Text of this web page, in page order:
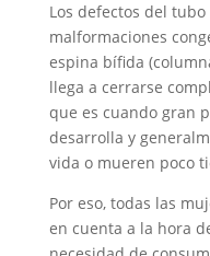
Los defectos del
malformaciones
espina bífida
llega a cerrarse
que es cuando gran
desarrolla y
vida o mueren poco
Por eso, todas las
en cuenta a la hora